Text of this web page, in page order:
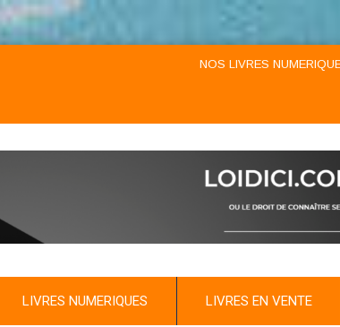
NOS LIVRES NUMERIQUES
LIVRES NUMERIQUES LIVRES EN VENTE